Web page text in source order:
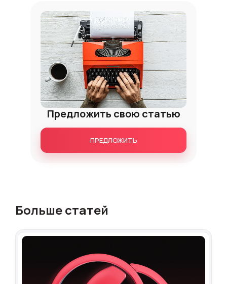
Предложить свою статью
ПРЕДЛОЖИТЬ
Больше статей